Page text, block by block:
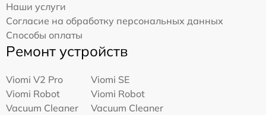
Наши услуги
Согласие на обработку персональных данных
Способы оплаты
Ремонт устройств
Viomi V2 Pro
Viomi SE
Viomi Robot
Vacuum Cleaner
Viomi Robot
Vacuum Cleaner